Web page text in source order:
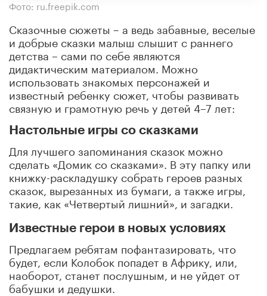
Фото: ru.freepik.com
Сказочные сюжеты – а ведь забавные, веселые
и добрые сказки малыш слышит с раннего
детства – сами по себе являются
дидактическим материалом. Можно
использовать знакомых персонажей и
известный ребенку сюжет, чтобы развивать
связную и грамотную речь у детей 4–7 лет:
Настольные игры со сказками
Для лучшего запоминания сказок можно
сделать «Домик со сказками». В эту папку или
книжку-раскладушку собрать героев разных
сказок, вырезанных из бумаги, а также игры,
такие, как «Четвертый лишний», и загадки.
Известные герои в новых условиях
Предлагаем ребятам пофантазировать, что
будет, если Колобок попадет в Африку, или,
наоборот, станет послушным, и не уйдет от
бабушки и дедушки.